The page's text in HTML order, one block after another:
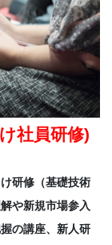
社員研修)
研修（基礎技術
や新規市場参入
の講座、新人研